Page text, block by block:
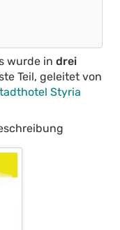
wurde in drei
Teil, geleitet von
Styria